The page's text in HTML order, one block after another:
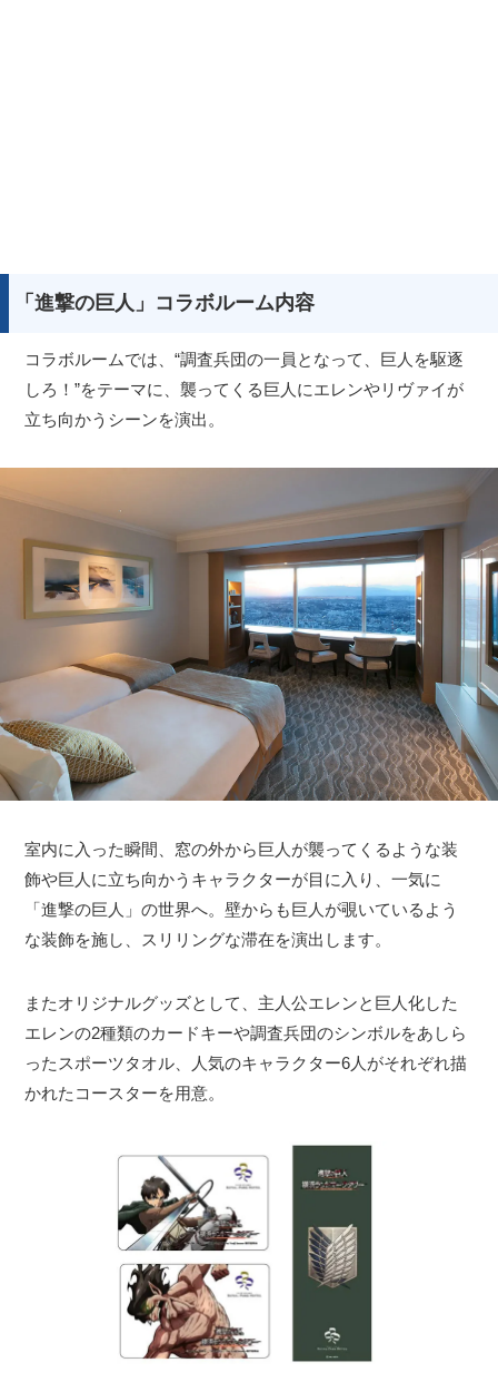
「進撃の巨人」コラボルーム内容
コラボルームでは、“調査兵団の一員となって、巨人を駆逐
しろ！”をテーマに、襲ってくる巨人にエレンやリヴァイが
立ち向かうシーンを演出。
室内に入った瞬間、窓の外から巨人が襲ってくるような装
飾や巨人に立ち向かうキャラクターが目に入り、一気に
「進撃の巨人」の世界へ。壁からも巨人が覗いているよう
な装飾を施し、スリリングな滞在を演出します。
またオリジナルグッズとして、主人公エレンと巨人化した
エレンの2種類のカードキーや調査兵団のシンボルをあしら
ったスポーツタオル、人気のキャラクター6人がそれぞれ描
かれたコースターを用意。